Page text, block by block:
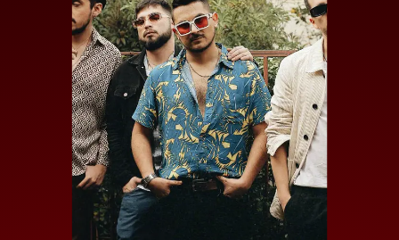
EL ULTIMO VIAJE